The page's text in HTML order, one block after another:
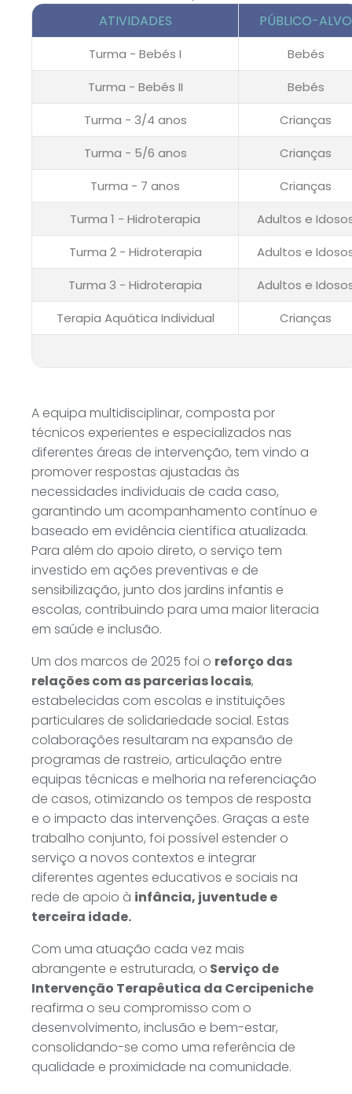
ATIVIDADES
PÚBLICO-ALVO
Turma - Bebés I
Bebés
Turma - Bebés II
Bebés
Turma - 3/4 anos
Crianças
Turma - 5/6 anos
Crianças
Turma - 7 anos
Crianças
Turma 1 - Hidroterapia
Adultos e
Turma 2 - Hidroterapia
Adultos e
Turma 3 - Hidroterapia
Adultos e
Terapia Aquática Individual
Crianças
A equipa multidisciplinar, composta por
técnicos experientes e especializados nas
diferentes áreas de intervenção, tem vindo a
promover respostas ajustadas às
necessidades individuais de cada caso,
garantindo um acompanhamento contínuo e
baseado em evidência científica atualizada.
Para além do apoio direto, o serviço tem
investido em ações preventivas e de
sensibilização, junto dos jardins infantis e
escolas, contribuindo para uma maior literacia
em saúde e inclusão.
Um dos marcos de 2025 foi o reforço das
relações com as parcerias locais,
estabelecidas com escolas e instituições
particulares de solidariedade social. Estas
colaborações resultaram na expansão de
programas de rastreio, articulação entre
equipas técnicas e melhoria na referenciação
de casos, otimizando os tempos de resposta
e o impacto das intervenções. Graças a este
trabalho conjunto, foi possível estender o
serviço a novos contextos e integrar
diferentes agentes educativos e sociais na
rede de apoio à infância, juventude e
terceira idade.
Com uma atuação cada vez mais
abrangente e estruturada, o Serviço de
Intervenção Terapêutica da Cercipeniche
reafirma o seu compromisso com o
desenvolvimento, inclusão e bem-estar,
consolidando-se como uma referência de
qualidade e proximidade na comunidade.